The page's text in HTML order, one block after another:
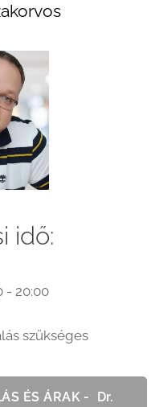
idő:
- 20:00
szükséges
ÉS ÁRAK - Dr.